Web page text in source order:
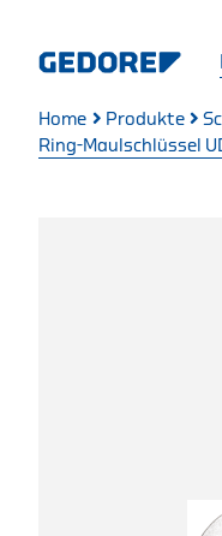
Home Produkte
Ring-Maulschlüssel